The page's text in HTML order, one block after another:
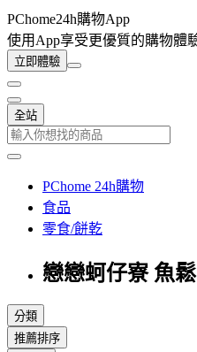
PChome24h購物App
使用App享受更優質的購物體
立即體驗
全站
PChome 24h購物
食品
零食/餅乾
戀戀蚵仔寮 魚鬆
分類
推薦排序